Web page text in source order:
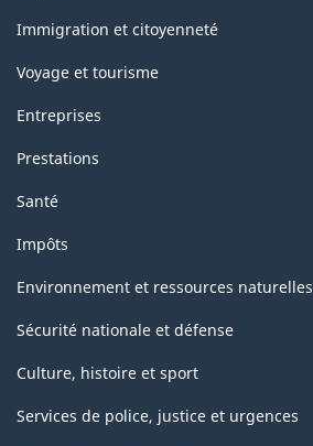
sujets
Immigration et citoyenneté
Voyage et tourisme
Entreprises
Prestations
Santé
Impôts
Environnement et ressources naturelles
Sécurité nationale et défense
Culture, histoire et sport
Services de police, justice et urgences